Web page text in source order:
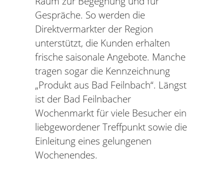
Gespräche. So werden die
Direktvermarkter der Region
unterstützt, die Kunden erhalten
frische saisonale Angebote. Manche
tragen sogar die Kennzeichnung
„Produkt aus Bad Feilnbach“. Längst
ist der Bad Feilnbacher
Wochenmarkt für viele Besucher ein
liebgewordener Treffpunkt sowie die
Einleitung eines gelungenen
Wochenendes.